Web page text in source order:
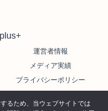
運営者情報
メディア実績
プライバシーポリシー
るため、当ウェブサイトでは